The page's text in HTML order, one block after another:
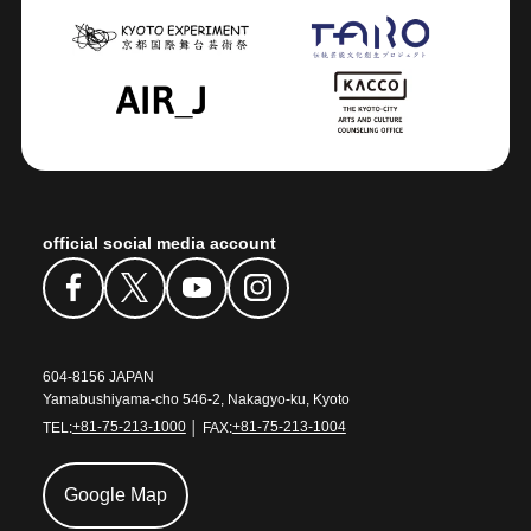
official social media account
604-8156 JAPAN
Yamabushiyama-cho 546-2, Nakagyo-ku, Kyoto
TEL:+81-75-213-1000│ FAX:+81-75-213-1004
Google Map